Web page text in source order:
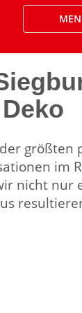
größten
im
nicht nur